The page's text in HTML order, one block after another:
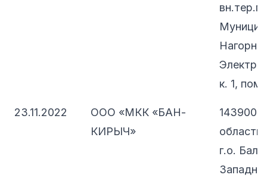
вн.тер.г.
к. 1,
23.11.2022
ООО «МКК «БАН-
КИРЫЧ»
143900,
г.о.